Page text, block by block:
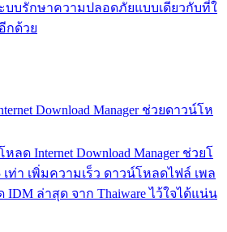
บรักษาความปลอดภัยแบบเดียวกับที่ใ
กด้วย
Download Manager ช่วยดาวน์โห
ลด Internet Download Manager ช่วยโ
ท่า เพิ่มความเร็ว ดาวน์โหลดไฟล์ เพล
ล่าสุด จาก Thaiware ไว้ใจได้แน่น